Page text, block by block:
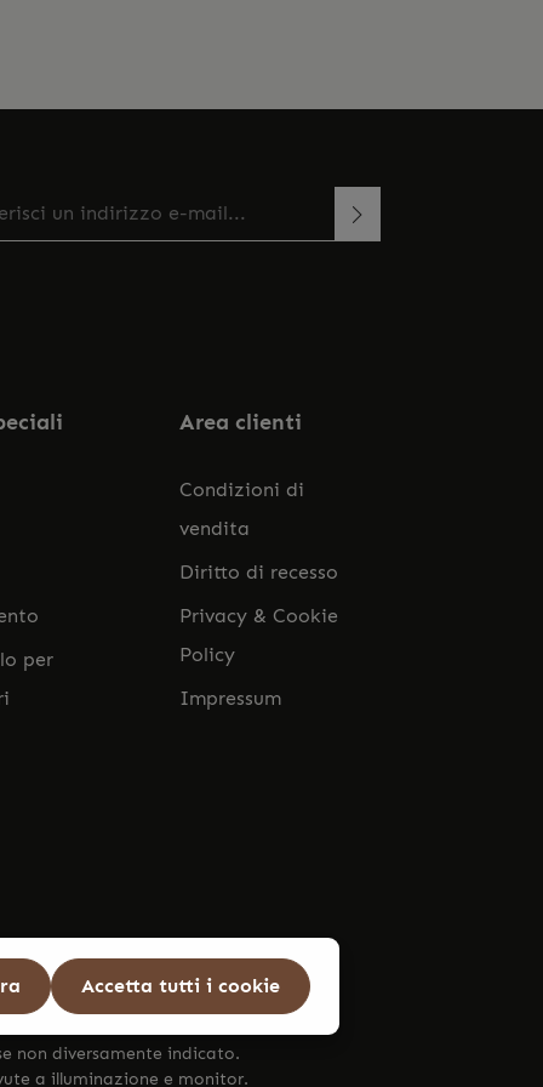
e-mail*
per
Area clienti
Condizioni di
vendita
Diritto di recesso
Privacy & Cookie
Policy
Impressum
non diversamente indicato.
a illuminazione e monitor.
Accetta tutti i cookie